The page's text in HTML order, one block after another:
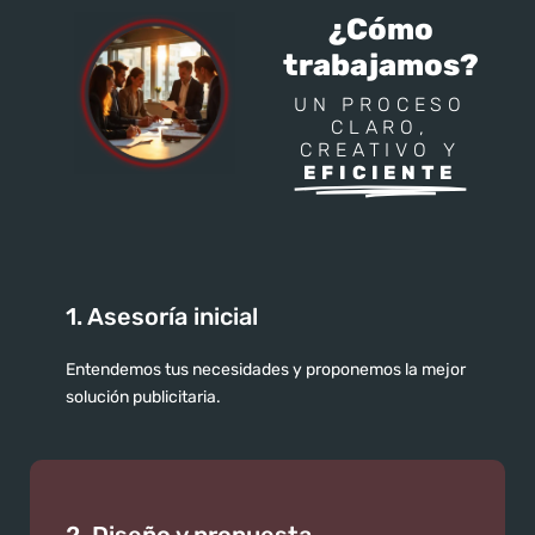
¿Cómo
trabajamos?
UN PROCESO
CLARO,
CREATIVO Y
EFICIENTE
1. Asesoría inicial
Entendemos tus necesidades y proponemos la mejor
solución publicitaria.